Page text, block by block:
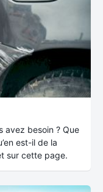
avez besoin ? Que
est-il de la
sur cette page.